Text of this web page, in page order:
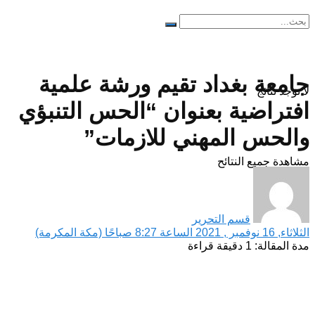
لا توجد نتائج
مشاهدة جميع النتائح
جامعة بغداد تقيم ورشة علمية
افتراضية بعنوان “الحس التنبؤي
والحس المهني للازمات”
قسم التحرير
الثلاثاء, 16 نوفمبر , 2021 الساعة 8:27 صباحًا (مكة المكرمة)
مدة المقالة: 1 دقيقة قراءة